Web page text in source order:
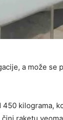
a može se
kilograma,